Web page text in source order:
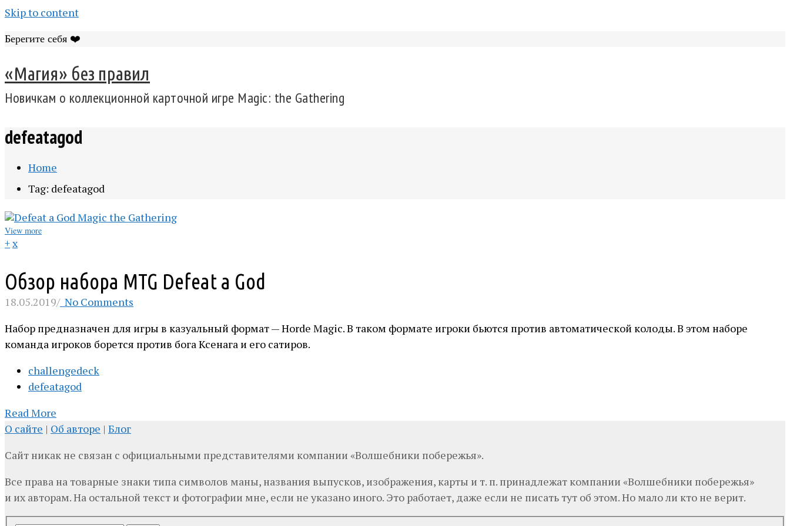
Skip to content
Берегите себя ❤️
«Магия» без правил
Новичкам о коллекционной карточной игре Magic: the Gathering
defeatagod
Home
Tag: defeatagod
View more
+x
Обзор набора MTG Defeat a God
18.05.2019/No Comments
Набор предназначен для игры в казуальный формат — Horde Magic. В таком формате игроки бьются против автоматической колоды. В этом наборе
команда игроков борется против бога Ксенага и его сатиров.
challengedeck
defeatagod
Read More
О сайте | Об авторе | Блог
Сайт никак не связан с официальными представителями компании «Волшебники побережья».
Все права на товарные знаки типа символов маны, названия выпусков, изображения, карты и т. п. принадлежат компании «Волшебники побережья»
и их авторам. На остальной текст и фотографии мне, если не указано иного. Это работает, даже если не писать тут об этом. Но мало ли кто не верит.